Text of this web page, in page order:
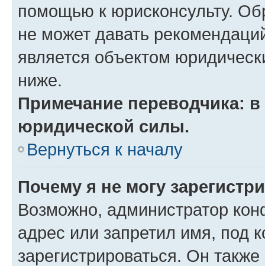
помощью к юрисконсульту.
не может давать
является объектом
ниже.
Примечание переводчика:
юридической силы.
Вернуться к началу
Почему я не могу
Возможно, администратор
адрес или запретил имя, под
зарегистрироваться. Он